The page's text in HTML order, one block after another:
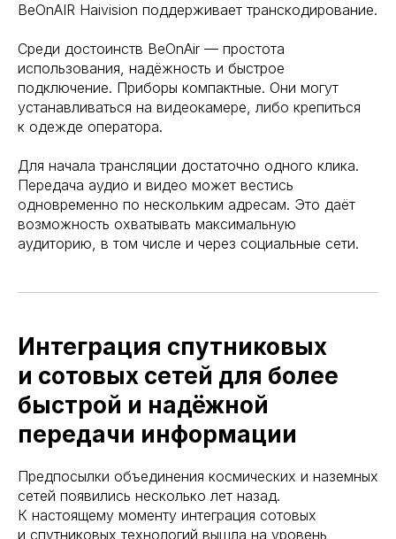
BeOnAIR Haivision поддерживает транскодирование.
Среди достоинств BeOnAir — простота
использования, надёжность и быстрое
подключение. Приборы компактные. Они могут
устанавливаться на видеокамере, либо крепиться
к одежде оператора.
Для начала трансляции достаточно одного клика.
Передача аудио и видео может вестись
одновременно по нескольким адресам. Это даёт
возможность охватывать максимальную
аудиторию, в том числе и через социальные сети.
Интеграция спутниковых
и сотовых сетей для более
быстрой и надёжной
передачи информации
Предпосылки объединения космических и наземных
сетей появились несколько лет назад.
К настоящему моменту интеграция сотовых
и спутниковых технологий вышла на уровень